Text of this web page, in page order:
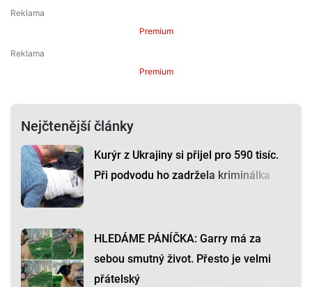
Premium
Premium
Nejčtenější články
Kurýr z Ukrajiny si přijel pro 590 tisíc.
Při podvodu ho zadržela kriminálka
HLEDÁME PÁNÍČKA: Garry má za
sebou smutný život. Přesto je velmi
přátelský